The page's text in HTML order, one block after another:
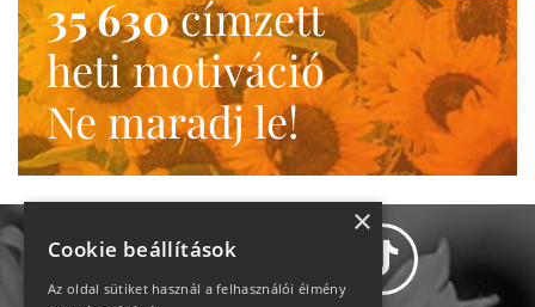
35 630címzett
heti motiváció
Ne maradj le!
×
Cookie beállítások
Az oldal sütiket használ a felhasználói élmény